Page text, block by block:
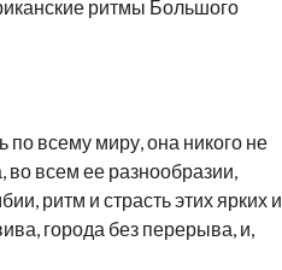
ритмы Большого
по всему миру, она никого не
всем ее разнообразии,
ритм и страсть этих ярких и
города без перерыва, и,